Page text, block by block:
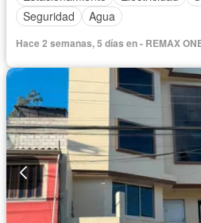
Seguridad
Agua
Hace 2 semanas, 5 días en - REMAX